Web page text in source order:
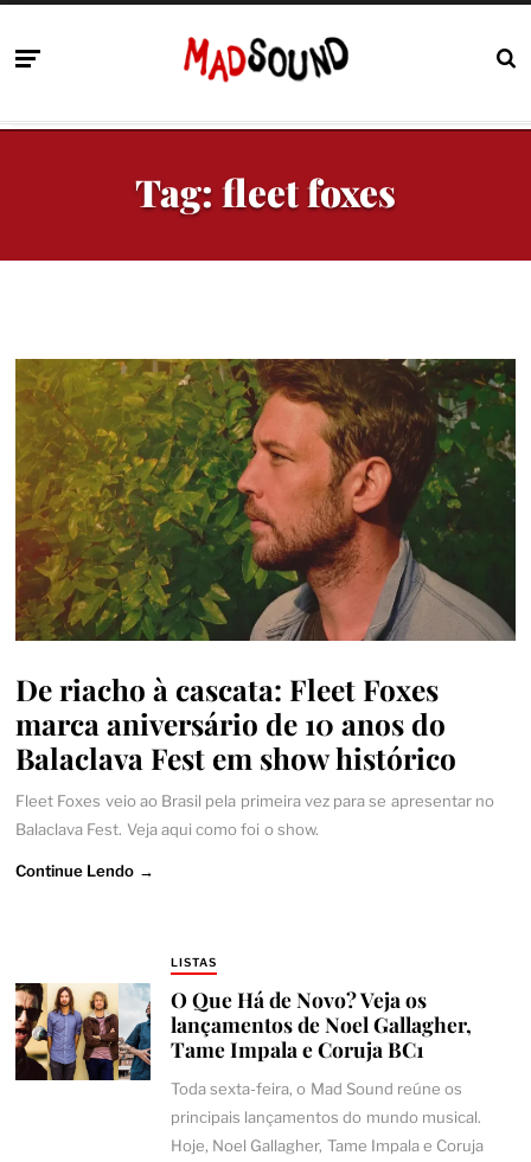
Tag: fleet foxes
De riacho à cascata: Fleet Foxes
marca aniversário de 10 anos do
Balaclava Fest em show histórico
Fleet Foxes veio ao Brasil pela primeira vez para se apresentar no
Balaclava Fest. Veja aqui como foi o show.
Continue Lendo →
LISTAS
O Que Há de Novo? Veja os
lançamentos de Noel Gallagher,
Tame Impala e Coruja BC1
Toda sexta-feira, o Mad Sound reúne os
principais lançamentos do mundo musical.
Hoje, Noel Gallagher, Tame Impala e Coruja